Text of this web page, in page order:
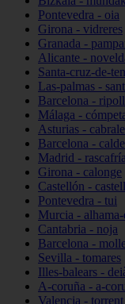
Pontevedra - oia
Girona - vidreres
Granada -
Alicante -
Santa-cruz-de-
Las-palmas -
Barcelona -
Málaga -
Asturias -
Barcelona -
Madrid - rascafría
Girona - calonge
Castellón -
Pontevedra - tui
Murcia -
Cantabria - noja
Barcelona -
Sevilla - tomares
Illes-balears -
A-coruña - a-
Valencia - torrent